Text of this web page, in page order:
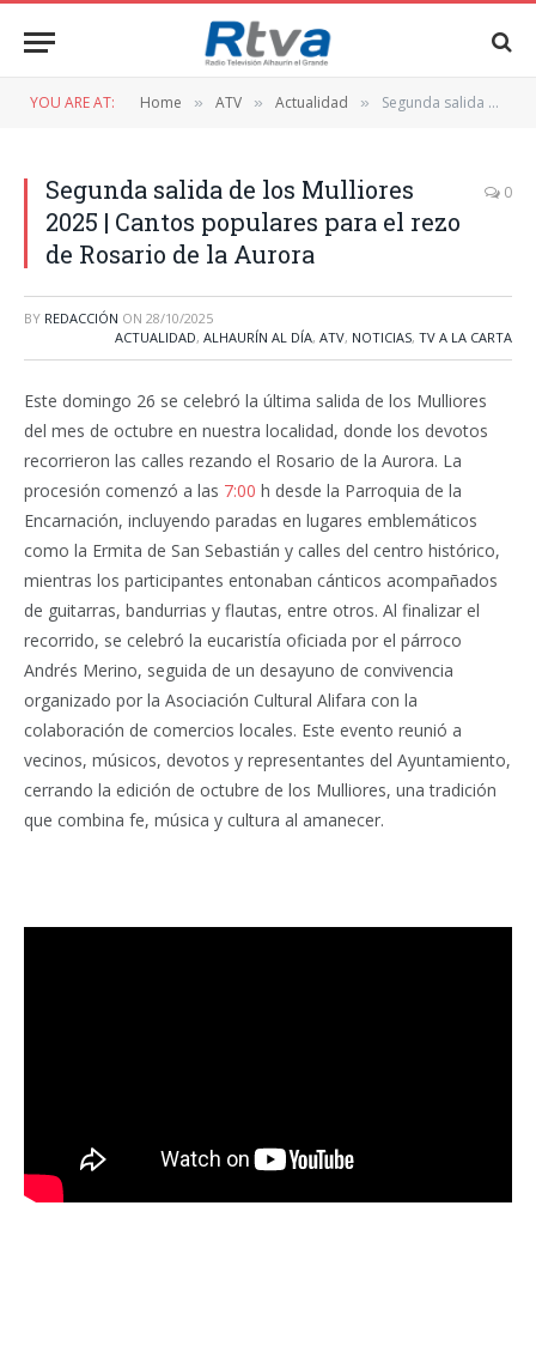
YOU ARE AT: Home » ATV » Actualidad » Segunda salida de los Mulliores 2025 | Cantos populares para el rezo de Rosario de la Aurora
Segunda salida de los Mulliores
2025 | Cantos populares para el rezo
de Rosario de la Aurora
0
BY REDACCIÓN ON 28/10/2025
ACTUALIDAD, ALHAURÍN AL DÍA, ATV, NOTICIAS, TV A LA CARTA
Este domingo 26 se celebró la última salida de los Mulliores
del mes de octubre en nuestra localidad, donde los devotos
recorrieron las calles rezando el Rosario de la Aurora. La
procesión comenzó a las 7:00 h desde la Parroquia de la
Encarnación, incluyendo paradas en lugares emblemáticos
como la Ermita de San Sebastián y calles del centro histórico,
mientras los participantes entonaban cánticos acompañados
de guitarras, bandurrias y flautas, entre otros. Al finalizar el
recorrido, se celebró la eucaristía oficiada por el párroco
Andrés Merino, seguida de un desayuno de convivencia
organizado por la Asociación Cultural Alifara con la
colaboración de comercios locales. Este evento reunió a
vecinos, músicos, devotos y representantes del Ayuntamiento,
cerrando la edición de octubre de los Mulliores, una tradición
que combina fe, música y cultura al amanecer.